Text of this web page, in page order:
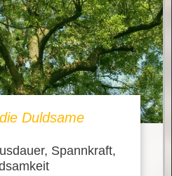
Duldsame
Spannkraft,